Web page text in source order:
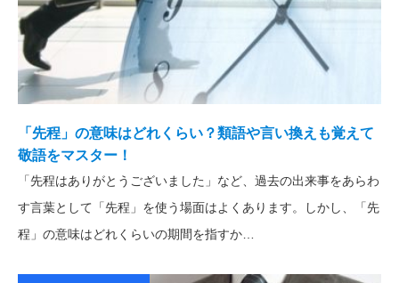
「先程」の意味はどれくらい？類語や言い換えも覚えて
敬語をマスター！
「先程はありがとうございました」など、過去の出来事をあらわ
す言葉として「先程」を使う場面はよくあります。しかし、「先
程」の意味はどれくらいの期間を指すか…